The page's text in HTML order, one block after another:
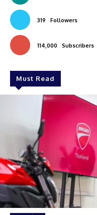
319 Followers
114,000 Subscribers
Must Read